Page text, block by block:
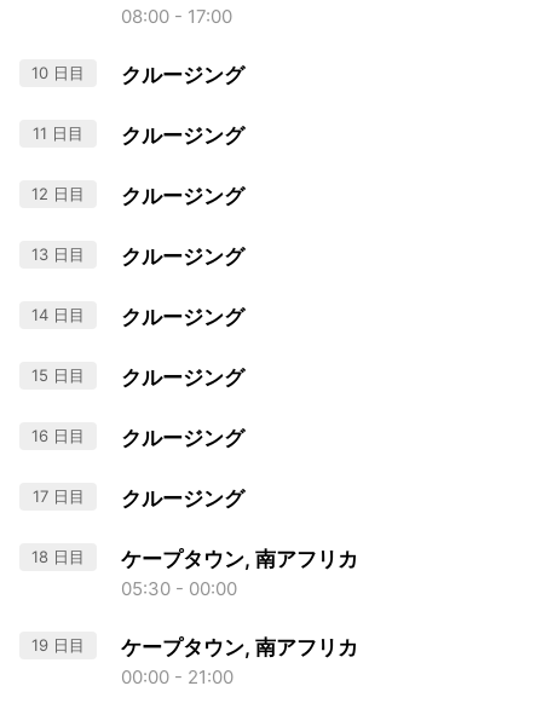
08:00 - 17:00
10 日目 クルージング
11 日目 クルージング
12 日目 クルージング
13 日目 クルージング
14 日目 クルージング
15 日目 クルージング
16 日目 クルージング
17 日目 クルージング
18 日目 ケープタウン, 南アフリカ
05:30 - 00:00
19 日目 ケープタウン, 南アフリカ
00:00 - 21:00